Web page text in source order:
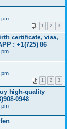
pm
1 2 3
certificate, visa,
: +1(725) 86
pm
pm
1 2 3
high-quality
0948
pm